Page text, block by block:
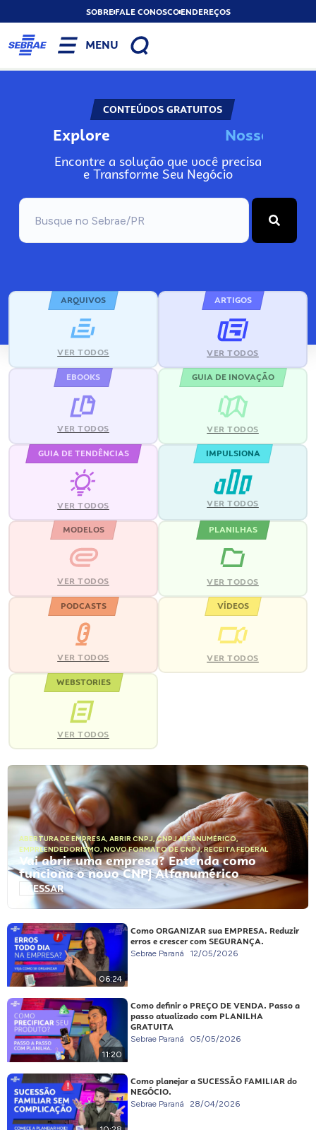
SOBREFALE CONOSCOENDEREÇOS
MENU
CONTEÚDOS GRATUITOS
Explore Nosso
Encontre a solução que você precisa
e Transforme Seu Negócio
ARQUIVOS
VER TODOS
ARTIGOS
VER TODOS
EBOOKS
VER TODOS
GUIA DE INOVAÇÃO
VER TODOS
GUIA DE TENDÊNCIAS
VER TODOS
IMPULSIONA
VER TODOS
MODELOS
VER TODOS
PLANILHAS
VER TODOS
PODCASTS
VER TODOS
VÍDEOS
VER TODOS
WEBSTORIES
VER TODOS
ABERTURA DE EMPRESA, ABRIR CNPJ,CNPJ ALFANUMÉRICO,
EMPREENDEDORISMO, NOVO FORMATO DE CNPJ,RECEITA FEDERAL
Vai abrir uma empresa? Entenda como
funciona o novo CNPJ Alfanumérico
ACESSAR
06:24
Como ORGANIZAR sua EMPRESA. Reduzir
erros e crescer com SEGURANÇA.
Sebrae Paraná 12/05/2026
11:20
Como definir o PREÇO DE VENDA. Passo a
passo atualizado com PLANILHA
GRATUITA
Sebrae Paraná 05/05/2026
Como planejar a SUCESSÃO FAMILIAR do
NEGÓCIO.
Sebrae Paraná 28/04/2026